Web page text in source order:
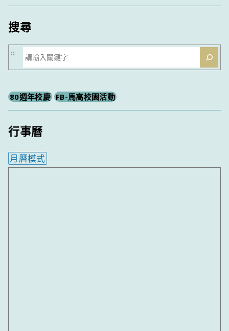
類
搜尋
搜
尋
:::
80週年校慶 FB-馬高校園活動
行事曆
月曆模式